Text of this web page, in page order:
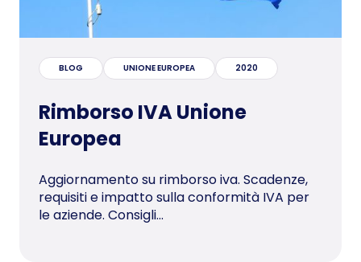
BLOG UNIONE EUROPEA 2020
Rimborso IVA Unione
Europea
Aggiornamento su rimborso iva. Scadenze,
requisiti e impatto sulla conformità IVA per
le aziende. Consigli...